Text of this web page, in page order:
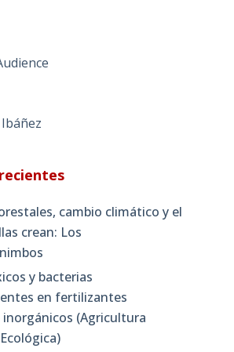
cambio climático y el
crean: Los
y bacterias
en fertilizantes
inorgánicos (Agricultura